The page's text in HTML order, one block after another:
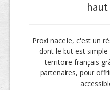
Proxi nacelle, c'est un
dont le but est simple
territoire français
partenaires, pour